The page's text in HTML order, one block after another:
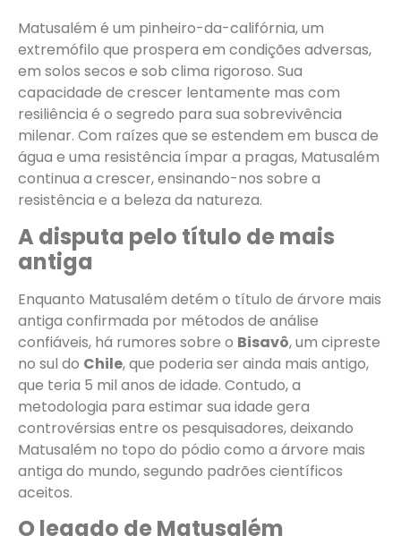
Matusalém é um pinheiro-da-califórnia, um
extremófilo que prospera em condições adversas,
em solos secos e sob clima rigoroso. Sua
capacidade de crescer lentamente mas com
resiliência é o segredo para sua sobrevivência
milenar. Com raízes que se estendem em busca de
água e uma resistência ímpar a pragas, Matusalém
continua a crescer, ensinando-nos sobre a
resistência e a beleza da natureza.
A disputa pelo título de mais
antiga
Enquanto Matusalém detém o título de árvore mais
antiga confirmada por métodos de análise
confiáveis, há rumores sobre o Bisavô, um cipreste
no sul do Chile, que poderia ser ainda mais antigo,
que teria 5 mil anos de idade. Contudo, a
metodologia para estimar sua idade gera
controvérsias entre os pesquisadores, deixando
Matusalém no topo do pódio como a árvore mais
antiga do mundo, segundo padrões científicos
aceitos.
O legado de Matusalém